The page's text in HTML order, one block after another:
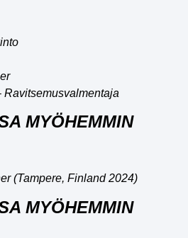
MYÖHEMMIN
(Tampere, Finland 2024)
MYÖHEMMIN